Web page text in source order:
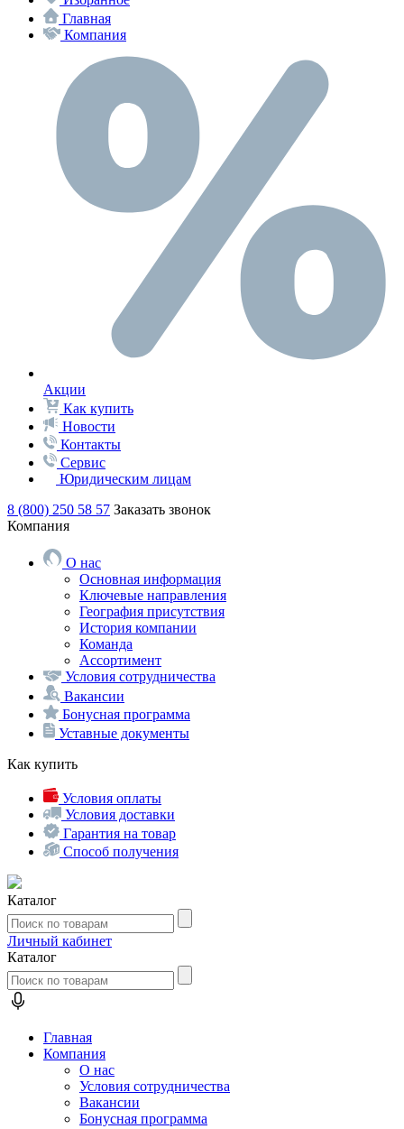
Главная
Компания
Акции
Как купить
Новости
Контакты
Сервис
Юридическим лицам
8 (800) 250 58 57 Заказать звонок
Компания
О нас
Основная информация
Ключевые направления
География присутствия
История компании
Команда
Ассортимент
Условия сотрудничества
Вакансии
Бонусная программа
Уставные документы
Как купить
Условия оплаты
Условия доставки
Гарантия на товар
Способ получения
Каталог
Личный кабинет
Каталог
Главная
Компания
О нас
Условия сотрудничества
Вакансии
Бонусная программа